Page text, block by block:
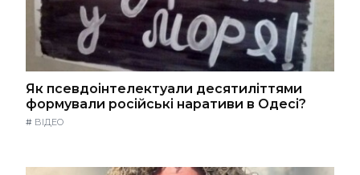
Як псевдоінтелектуали десятиліттями
формували російські наративи в Одесі?
# ВІДЕО